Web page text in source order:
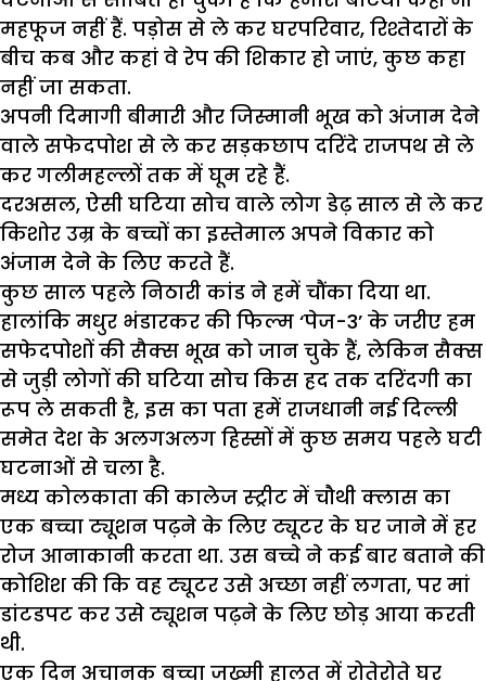
महफूज नहीं हैं. पड़ोस से ले कर घरपरिवार, रिश्तेदारों के
बीच कब और कहां वे रेप की शिकार हो जाएं, कुछ कहा
नहीं जा सकता.
अपनी दिमागी बीमारी और जिस्मानी भूख को अंजाम देने
वाले सफेदपोश से ले कर सड़कछाप दरिंदे राजपथ से ले
कर गलीमहल्लों तक में घूम रहे हैं.
दरअसल, ऐसी घटिया सोच वाले लोग डेढ़ साल से ले कर
किशोर उम्र के बच्चों का इस्तेमाल अपने विकार को
अंजाम देने के लिए करते हैं.
कुछ साल पहले निठारी कांड ने हमें चौंका दिया था.
हालांकि मधुर भंडारकर की फिल्म ‘पेज-3’ के जरीए हम
सफेदपोशों की सैक्स भूख को जान चुके हैं, लेकिन सैक्स
से जुड़ी लोगों की घटिया सोच किस हद तक दरिंदगी का
रूप ले सकती है, इस का पता हमें राजधानी नई दिल्ली
समेत देश के अलगअलग हिस्सों में कुछ समय पहले घटी
घटनाओं से चला है.
मध्य कोलकाता की कालेज स्ट्रीट में चौथी क्लास का
एक बच्चा ट्यूशन पढ़ने के लिए ट्यूटर के घर जाने में हर
रोज आनाकानी करता था. उस बच्चे ने कई बार बताने की
कोशिश की कि वह ट्यूटर उसे अच्छा नहीं लगता, पर मां
डांटडपट कर उसे ट्यूशन पढ़ने के लिए छोड़ आया करती
थी.
एक दिन अचानक बच्चा जख्मी हालत में रोतेरोते घर